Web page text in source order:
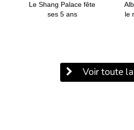
Le Shang Palace fête
ses 5 ans
le
Voir toute